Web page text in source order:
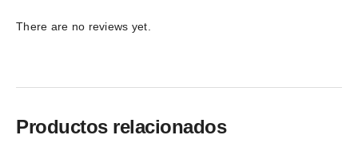
There are no reviews yet.
Productos relacionados